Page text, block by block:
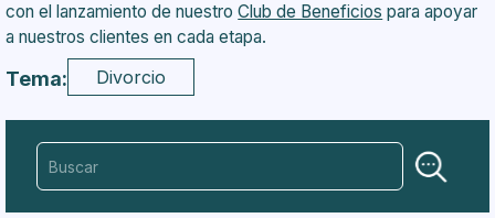
con el lanzamiento de nuestroClub de Beneficios para apoyar
a nuestros clientes en cada etapa.
Tema: Divorcio